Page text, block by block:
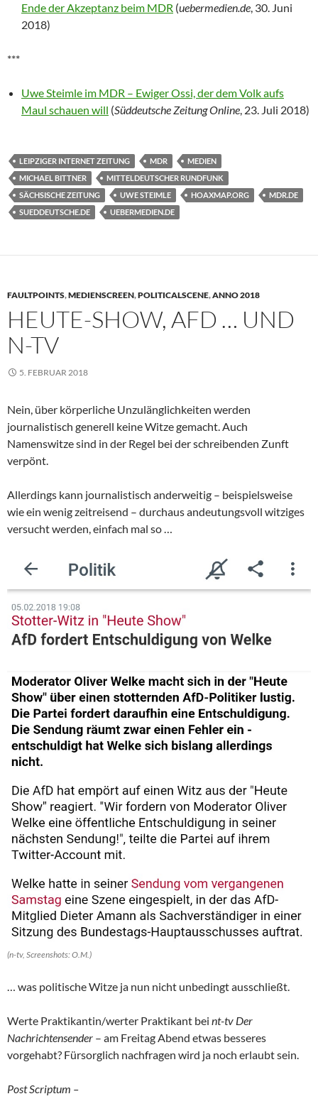
Ende der Akzeptanz beim MDR (uebermedien.de, 30. Juni
2018)
***
Uwe Steimle im MDR – Ewiger Ossi, der dem Volk aufs
Maul schauen will (Süddeutsche Zeitung Online, 23. Juli 2018)
LEIPZIGER INTERNET ZEITUNG MDR
MEDIEN
MICHAEL BITTNER
MITTELDEUTSCHER RUNDFUNK
SÄCHSISCHE ZEITUNG
UWE STEIMLE HOAXMAP.ORG
MDR.DE
SUEDDEUTSCHE.DE
UEBERMEDIEN.DE
FAULTPOINTS,MEDIENSCREEN,POLITICALSCENE,ANNO 2018
HEUTE-SHOW, AFD … UND
N-TV
5. FEBRUAR 2018
Nein, über körperliche Unzulänglichkeiten werden
journalistisch generell keine Witze gemacht. Auch
Namenswitze sind in der Regel bei der schreibenden Zunft
verpönt.
Allerdings kann journalistisch anderweitig – beispielsweise
wie ein wenig zeitreisend – durchaus andeutungsvoll witziges
versucht werden, einfach mal so …
(n-tv, Screenshots: O.M.)
… was politische Witze ja nun nicht unbedingt ausschließt.
Werte Praktikantin/werter Praktikant bei nt-tv Der
Nachrichtensender – am Freitag Abend etwas besseres
vorgehabt? Fürsorglich nachfragen wird ja noch erlaubt sein.
Post Scriptum –